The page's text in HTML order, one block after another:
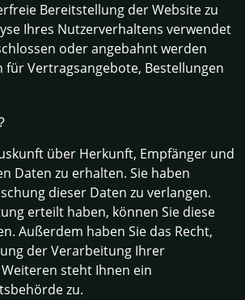
Bereitstellung der Website zu
Ihres Nutzerverhaltens verwendet
oder angebahnt werden
Vertragsangebote, Bestellungen
über Herkunft, Empfänger und
Daten zu erhalten. Sie haben
dieser Daten zu verlangen.
erteilt haben, können Sie diese
Außerdem haben Sie das Recht,
der Verarbeitung Ihrer
steht Ihnen ein
zu.